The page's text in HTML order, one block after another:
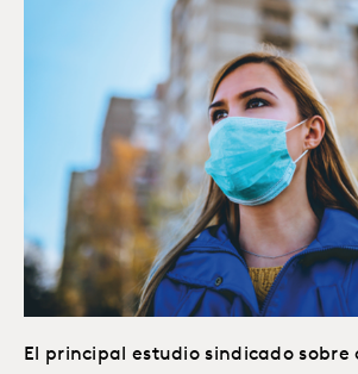
El principal estudio sindicado sobre